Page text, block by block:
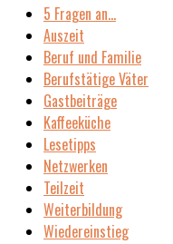
5 Fragen an…
Auszeit
Beruf und Familie
Berufstätige Väter
Gastbeiträge
Kaffeeküche
Lesetipps
Netzwerken
Teilzeit
Weiterbildung
Wiedereinstieg